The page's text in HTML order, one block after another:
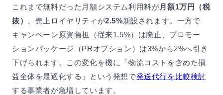
これまで無料だった月額システム利用料が月額1万円（税
抜）
、売上ロイヤリティが2.5%新設されます。一方で
キャンペーン原資負担（従来1.5%）は廃止、プロモー
ションパッケージ（PRオプション）は3%から2%へ引き
下げられます。この変化を機に「物流コストを含めた損
益全体を最適化する」という発想で発送代行を比較検討
する事業者が急増しています。